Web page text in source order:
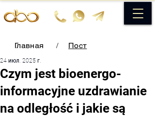
Главная / Пост
Czym jest bioenergo-
informacyjne uzdrawianie
na odległość i jakie są
24 июл. 2025 г.